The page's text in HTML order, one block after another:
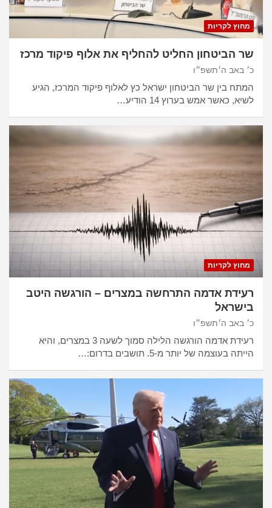
מחוץ לקריות
שר הביטחון החליט להחליף את אלוף פיקוד מרכז
כ׳ באב ה׳תשפ״ו
המתח בין שר הביטחון ישראל כץ לאלוף פיקוד המרכז, הגיע
לשיא, כאשר אמש בערוץ 14 הודיע…
מחוץ לקריות
רעידת אדמה התרחשה במצרים – הורגשה היטב
בישראל
כ׳ באב ה׳תשפ״ו
רעידת אדמה הורגשה הלילה סמוך לשעה 3 במצרים, והיא
הייתה בעוצמה של יותר מ-5. תושבים בדרום:…